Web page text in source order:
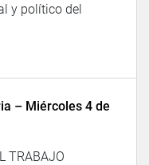
y político del
– Miércoles 4 de
TRABAJO